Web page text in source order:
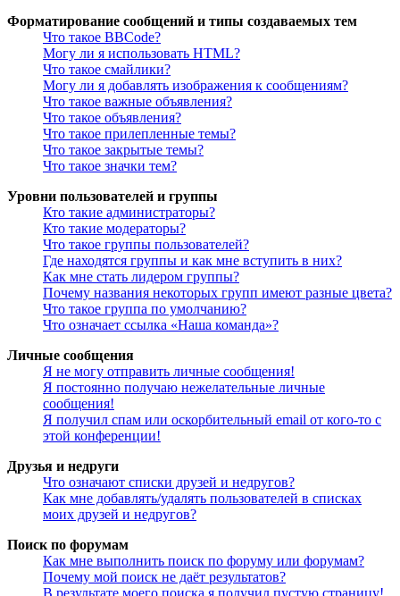
Форматирование сообщений и типы создаваемых тем
Что такое BBCode?
Могу ли я использовать HTML?
Что такое смайлики?
Могу ли я добавлять изображения к сообщениям?
Что такое важные объявления?
Что такое объявления?
Что такое прилепленные темы?
Что такое закрытые темы?
Что такое значки тем?
Уровни пользователей и группы
Кто такие администраторы?
Кто такие модераторы?
Что такое группы пользователей?
Где находятся группы и как мне вступить в них?
Как мне стать лидером группы?
Почему названия некоторых групп имеют разные цвета?
Что такое группа по умолчанию?
Что означает ссылка «Наша команда»?
Личные сообщения
Я не могу отправить личные сообщения!
Я постоянно получаю нежелательные личные
сообщения!
Я получил спам или оскорбительный email от кого-то с
этой конференции!
Друзья и недруги
Что означают списки друзей и недругов?
Как мне добавлять/удалять пользователей в списках
моих друзей и недругов?
Поиск по форумам
Как мне выполнить поиск по форуму или форумам?
Почему мой поиск не даёт результатов?